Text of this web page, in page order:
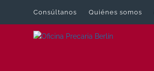
Consúltanos Quiénes somos